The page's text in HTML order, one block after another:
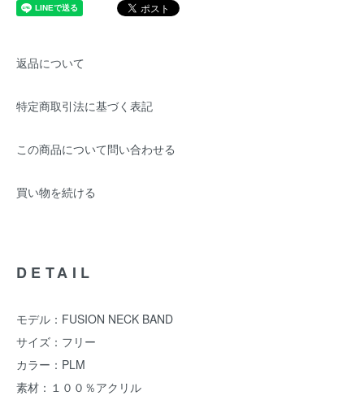
返品について
特定商取引法に基づく表記
この商品について問い合わせる
買い物を続ける
DETAIL
モデル：FUSION NECK BAND
サイズ：フリー
カラー：PLM
素材：１００％アクリル